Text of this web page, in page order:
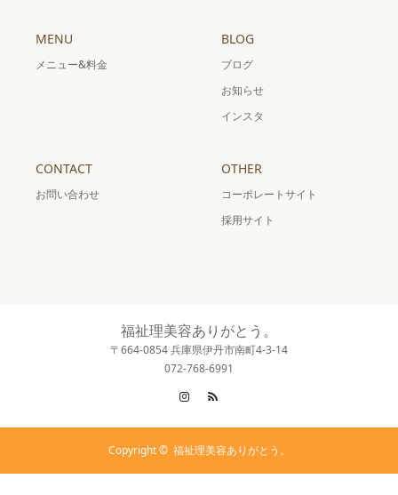
MENU
メニュー&料金
BLOG
ブログ
お知らせ
インスタ
CONTACT
お問い合わせ
OTHER
コーポレートサイト
採用サイト
福祉理美容ありがとう。
〒664-0854 兵庫県伊丹市南町4-3-14
072-768-6991
Instagram
Copyright © 福祉理美容ありがとう。